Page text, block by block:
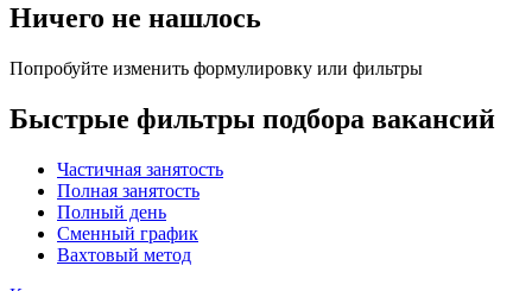
Ничего не нашлось
Попробуйте изменить формулировку или фильтры
Быстрые фильтры подбора вакансий
Частичная занятость
Полная занятость
Полный день
Сменный график
Вахтовый метод